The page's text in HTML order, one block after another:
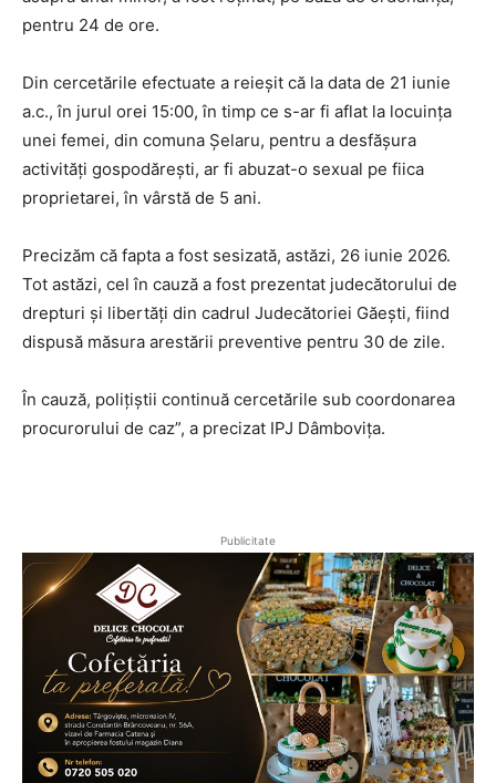
pentru 24 de ore.
Din cercetările efectuate a reieșit că la data de 21 iunie
a.c., în jurul orei 15:00, în timp ce s-ar fi aflat la locuința
unei femei, din comuna Șelaru, pentru a desfășura
activități gospodărești, ar fi abuzat-o sexual pe fiica
proprietarei, în vârstă de 5 ani.
Precizăm că fapta a fost sesizată, astăzi, 26 iunie 2026.
Tot astăzi, cel în cauză a fost prezentat judecătorului de
drepturi și libertăți din cadrul Judecătoriei Găești, fiind
dispusă măsura arestării preventive pentru 30 de zile.
În cauză, polițiștii continuă cercetările sub coordonarea
procurorului de caz”, a precizat IPJ Dâmbovița.
Publicitate